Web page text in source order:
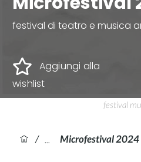
festival di teatro e musica
Aggiungi alla
wishlist
festival
/ Microfestival 2024